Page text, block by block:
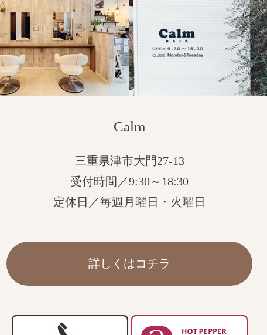
Calm
三重県津市大門27-13
受付時間／9:30～18:30
定休日／毎週月曜日・火曜日
詳しくはコチラ